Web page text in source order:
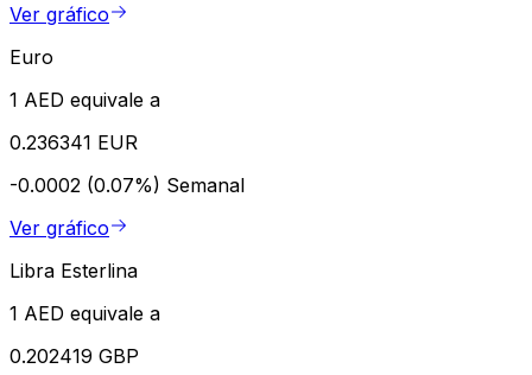
Ver gráfico
Euro
1 AED equivale a
0.236341 EUR
-0.0002 (0.07%) Semanal
Ver gráfico
Libra Esterlina
1 AED equivale a
0.202419 GBP